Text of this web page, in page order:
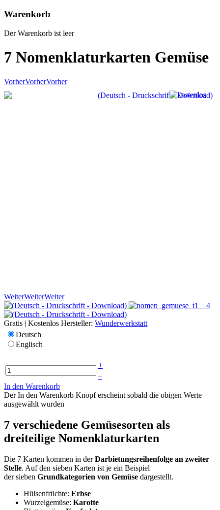
Warenkorb
Der Warenkorb ist leer
7 Nomenklaturkarten Gemüse
VorherVorherVorher
WeiterWeiterWeiter
Gratis | Kostenlos Hersteller: Wunderwerkstatt
Deutsch
Englisch
+
–
In den Warenkorb
Der In den Warenkorb Knopf erscheint sobald die obigen Werte
ausgewählt wurden
7 verschiedene Gemüsesorten als
dreiteilige Nomenklaturkarten
Die 7 Karten kommen in derDarbietungsreihenfolge an zweiter
Stelle. Auf den sieben Karten ist je ein Beispiel
der sieben Grundkategorien von Gemüse dargestellt.
Hülsenfrüchte: Erbse
Wurzelgemüse: Karotte